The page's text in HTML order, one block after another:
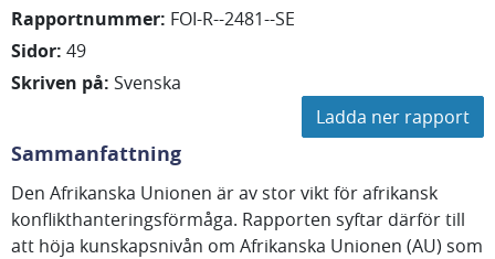
Rapportnummer: FOI-R--2481--SE
Sidor: 49
Skriven på: Svenska
Ladda ner rapport
Sammanfattning
Den Afrikanska Unionen är av stor vikt för afrikansk
konflikthanteringsförmåga. Rapporten syftar därför till
att höja kunskapsnivån om Afrikanska Unionen (AU) som